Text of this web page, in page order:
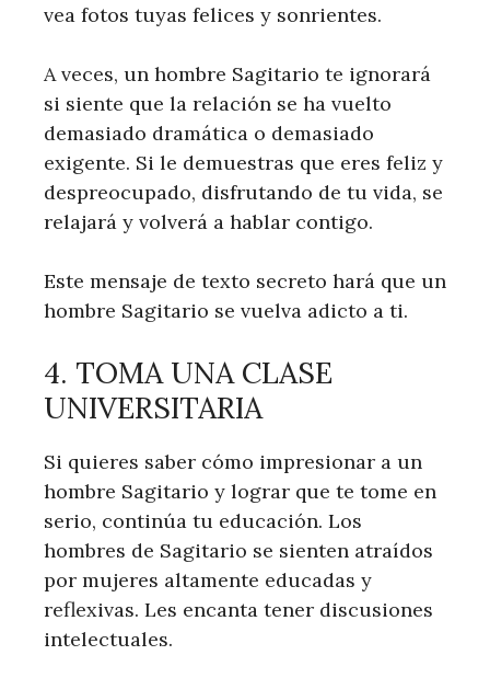
vea fotos tuyas felices y sonrientes.
A veces, un hombre Sagitario te ignorará
si siente que la relación se ha vuelto
demasiado dramática o demasiado
exigente. Si le demuestras que eres feliz y
despreocupado, disfrutando de tu vida, se
relajará y volverá a hablar contigo.
Este mensaje de texto secreto hará que un
hombre Sagitario se vuelva adicto a ti.
4. TOMA UNA CLASE
UNIVERSITARIA
Si quieres saber cómo impresionar a un
hombre Sagitario y lograr que te tome en
serio, continúa tu educación. Los
hombres de Sagitario se sienten atraídos
por mujeres altamente educadas y
reflexivas. Les encanta tener discusiones
intelectuales.